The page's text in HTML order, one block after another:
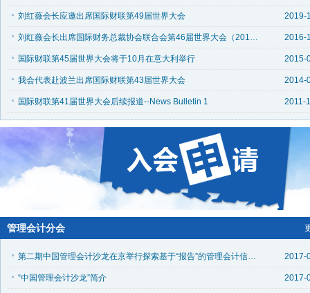
​刘红薇会长应邀出席国际财联第49届世界大会 2019-
刘红薇会长出席国际财务总裁协会联合会第46届世界大会（2016年第十三期 总第182期） 2016-
国际财联第45届世界大会将于10月在意大利举行 2015-
我会代表赴波兰出席国际财联第43届世界大会 2014-
国际财联第41届世界大会后续报道--News Bulletin 1 2011-
管理会计分会
第二期中国管理会计沙龙在京举行探索基于“报告”的管理会计信息化 2017-
“中国管理会计沙龙”简介 2017-